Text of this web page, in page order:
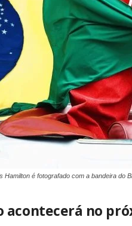
Hamilton é fotografado com a bandeira do
acontecerá no